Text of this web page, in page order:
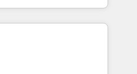
you've got and make
build your website in
are on the